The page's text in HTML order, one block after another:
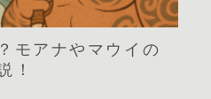
モアナやマウイの
！